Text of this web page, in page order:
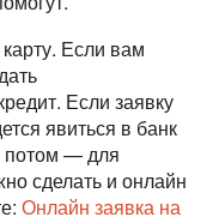
Если вам
Если заявку
явиться в банк
потом — для
сделать и онлайн
Онлайн заявка на